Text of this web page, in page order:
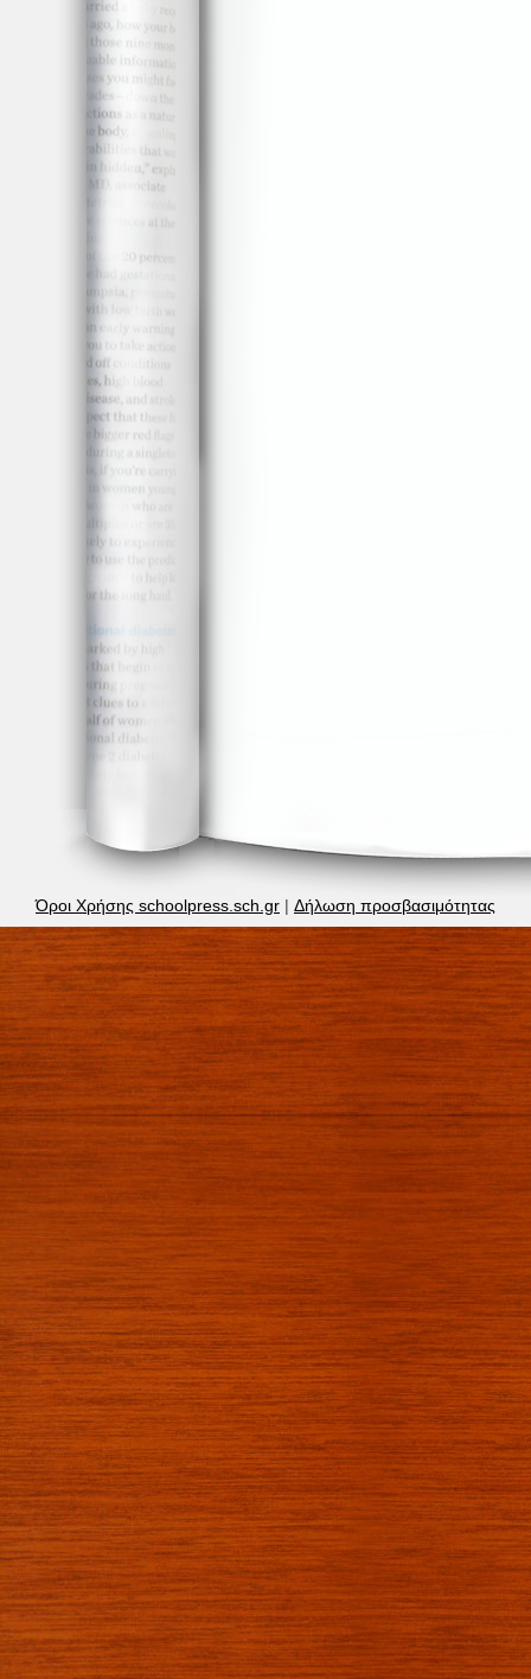
Όροι Χρήσης schoolpress.sch.gr | Δήλωση προσβασιμότητας